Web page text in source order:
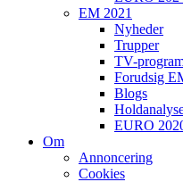
EM 2021
Nyheder
Trupper
TV-
Forudsig
Blogs
EURO
Om
Annoncering
Cookies